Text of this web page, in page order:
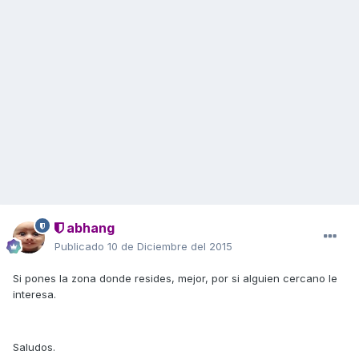
abhang
Publicado 10 de Diciembre del 2015
Si pones la zona donde resides, mejor, por si alguien cercano le
interesa.
Saludos.